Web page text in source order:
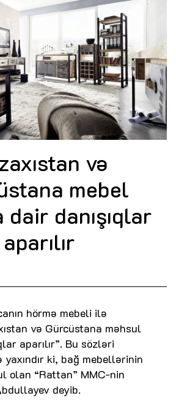
və
mebel
dair danışıqlar
aparılır
hörmə mebeli ilə
və Gürcüstana məhsul
aparılır”. Bu sözləri
yaxındır ki, bağ mebellərinin
olan “Rattan” MMC-nin
deyib.